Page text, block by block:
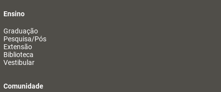
Ensino
Graduação
Pesquisa/Pós
Extensão
Biblioteca
Vestibular
Comunidade